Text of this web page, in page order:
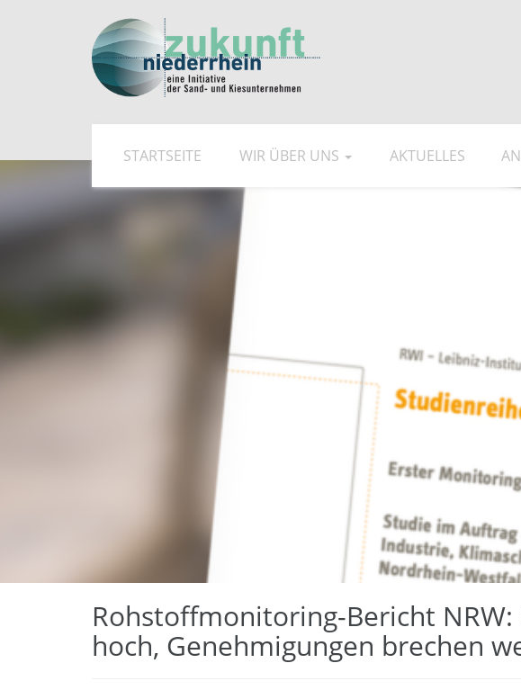
STARTSEITE WIR ÜBER UNS AKTUELLES
Rohstoffmonitoring-Bericht
hoch, Genehmigungen brechen